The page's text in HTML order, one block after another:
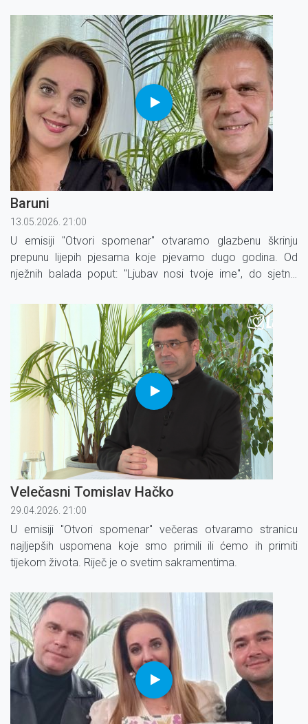
Baruni
13.05.2026. 21:00
U emisiji "Otvori spomenar" otvaramo glazbenu škrinju
prepunu lijepih pjesama koje pjevamo dugo godina. Od
nježnih balada poput: "Ljubav nosi tvoje ime", do sjetnih
"Neka pati koga smeta, Hrvatska je prvak svijeta".
Velečasni Tomislav Hačko
29.04.2026. 21:00
U emisiji ''Otvori spomenar'' večeras otvaramo stranicu
najljepših uspomena koje smo primili ili ćemo ih primiti
tijekom života. Riječ je o svetim sakramentima.